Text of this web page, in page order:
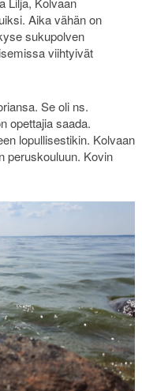
Aika vähän on
sukupolven
viihtyivät
Se oli ns.
opettajia saada.
lopullisestikin. Kolvaan
peruskouluun. Kovin